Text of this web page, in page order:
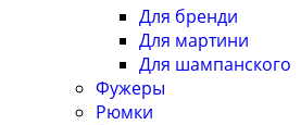
Для бренди
Для мартини
Для шампанского
Фужеры
Рюмки